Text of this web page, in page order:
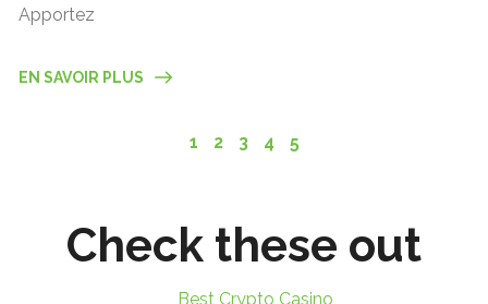
Apportez
EN SAVOIR PLUS
1 2 3 4 5
Check these out
Best Crypto Casino